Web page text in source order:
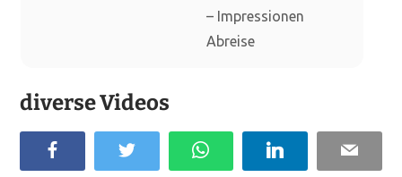
– Impressionen
Abreise
diverse Videos
a
T
w
W
h
L
i
E
m